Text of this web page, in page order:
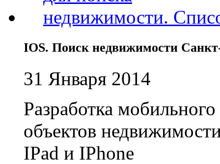
IOS. Поиск недвижимости
31 Января 2014
Разработка
объектов
IPad и IPhone